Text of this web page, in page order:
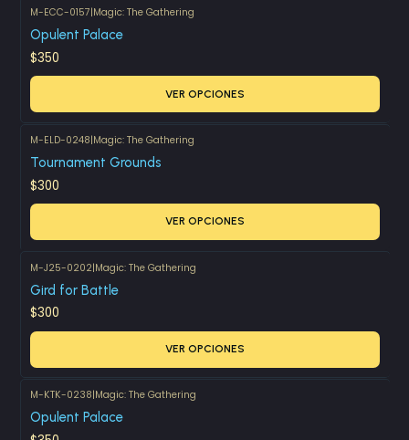
M-ECC-0157|Magic: The Gathering
Opulent Palace
$350
VER OPCIONES
M-ELD-0248|Magic: The Gathering
Tournament Grounds
$300
VER OPCIONES
M-J25-0202|Magic: The Gathering
Gird for Battle
$300
VER OPCIONES
M-KTK-0238|Magic: The Gathering
Opulent Palace